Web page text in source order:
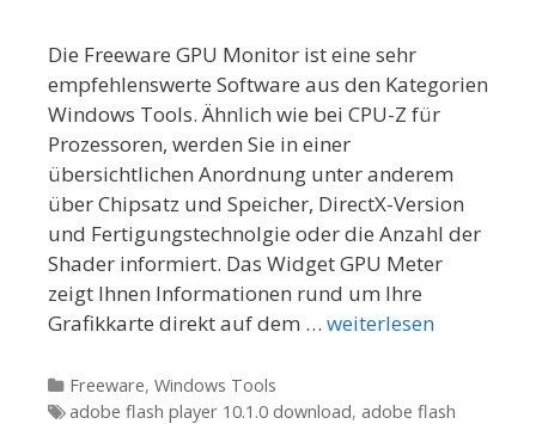
Die Freeware GPU Monitor ist eine sehr
empfehlenswerte Software aus den Kategorien
Windows Tools. Ähnlich wie bei CPU-Z für
Prozessoren, werden Sie in einer
übersichtlichen Anordnung unter anderem
über Chipsatz und Speicher, DirectX-Version
und Fertigungstechnolgie oder die Anzahl der
Shader informiert. Das Widget GPU Meter
zeigt Ihnen Informationen rund um Ihre
Grafikkarte direkt auf dem … weiterlesen
Kategorien
Freeware, Windows Tools
Tags
adobe flash player 10.1.0 download, adobe flash